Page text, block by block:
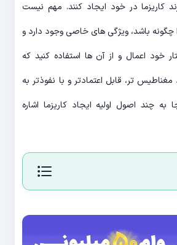
کاریزما در خود ایجاد کنند. مهم نیست
باشد، ویژگی های خاصی وجود دارد و
خود اعمال و از آن ها استفاده کنید که
تر، قابل اعتمادتر و با نفوذتر به
به چند اصول اولیه ایجاد کاریزما اشاره